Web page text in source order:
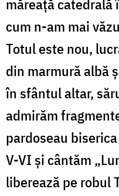
măreață catedrală
cum n-am mai
Totul este nou,
din marmură albă
în sfântul altar,
admirăm
pardoseau
V-VI și cântăm
liberează pe robul